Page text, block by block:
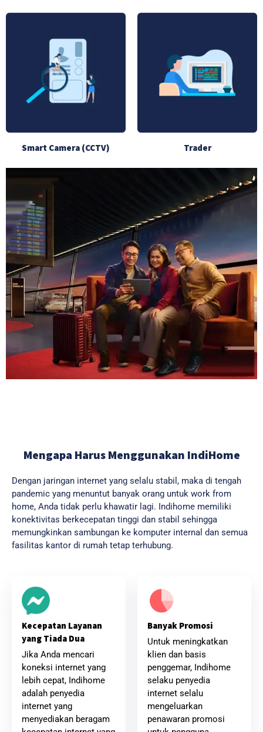
Smart Camera (CCTV) Trader
Mengapa Harus Menggunakan IndiHome
Dengan jaringan internet yang selalu stabil, maka di tengah
pandemic yang menuntut banyak orang untuk work from
home, Anda tidak perlu khawatir lagi. Indihome memiliki
konektivitas berkecepatan tinggi dan stabil sehingga
memungkinkan sambungan ke komputer internal dan semua
fasilitas kantor di rumah tetap terhubung.
Kecepatan Layanan
yang Tiada Dua
Jika Anda mencari
koneksi internet yang
lebih cepat, Indihome
adalah penyedia
internet yang
menyediakan beragam
Banyak Promosi
Untuk meningkatkan
klien dan basis
penggemar, Indihome
selaku penyedia
internet selalu
mengeluarkan
penawaran promosi